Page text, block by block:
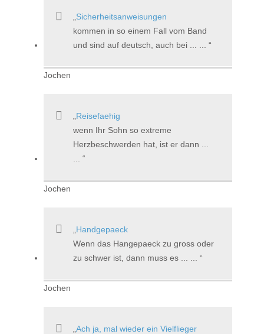
Sicherheitsanweisungen
kommen in so einem Fall vom Band
und sind auf deutsch, auch bei ... ...
Jochen
Reisefaehig
wenn Ihr Sohn so extreme
Herzbeschwerden hat, ist er dann ...
Jochen
Handgepaeck
Wenn das Hangepaeck zu gross oder
zu schwer ist, dann muss es ... ...
Jochen
Ach ja, mal wieder ein Vielflieger